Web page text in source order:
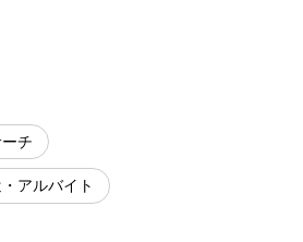
チ
アルバイト